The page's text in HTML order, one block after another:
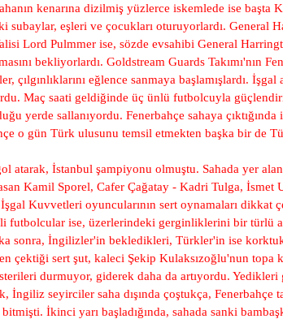
kenarına dizilmiş yüzlerce iskemlede ise
eşleri ve çocukları oturuyorlardı. General
Lord Pulmmer ise, sözde evsahibi General
bekliyorlardı. Goldstream Guards Takımı'nın
çılgınlıklarını eğlence sanmaya başlamışlardı.
Maç saati geldiğinde üç ünlü futbolcuyla
yerde sallanıyordu. Fenerbahçe sahaya
o gün Türk ulusunu temsil etmekten başka bir de
atarak, İstanbul şampiyonu olmuştu. Sahada yer
Kamil Sporel, Cafer Çağatay - Kadri Tulga,
Kuvvetleri oyuncularının sert oynamaları
futbolcular ise, üzerlerindeki gerginliklerini bir türlü
sonra, İngilizler'in bekledikleri, Türkler'in ise
çektiği sert şut, kaleci Şekip Kulaksızoğlu'nun topa
durmuyor, giderek daha da artıyordu. Yedikleri
seyirciler saha dışında çoştukça, Fenerbahçe
İkinci yarı başladığında, sahada sanki